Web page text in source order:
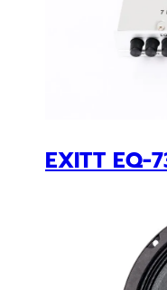
EXAD :